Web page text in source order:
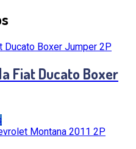
Fiat Ducato Boxer